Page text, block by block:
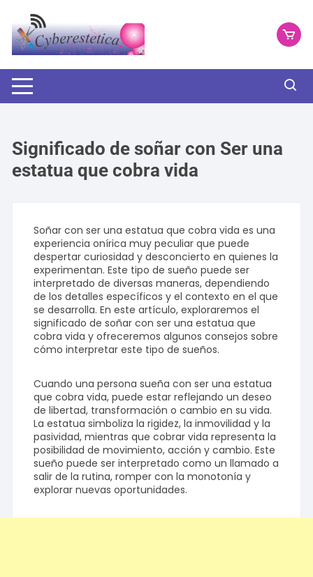
contenido
Significado de soñar con Ser una
estatua que cobra vida
Soñar con ser una estatua que cobra vida es una
experiencia onírica muy peculiar que puede
despertar curiosidad y desconcierto en quienes la
experimentan. Este tipo de sueño puede ser
interpretado de diversas maneras, dependiendo
de los detalles específicos y el contexto en el que
se desarrolla. En este artículo, exploraremos el
significado de soñar con ser una estatua que
cobra vida y ofreceremos algunos consejos sobre
cómo interpretar este tipo de sueños.
Cuando una persona sueña con ser una estatua
que cobra vida, puede estar reflejando un deseo
de libertad, transformación o cambio en su vida.
La estatua simboliza la rigidez, la inmovilidad y la
pasividad, mientras que cobrar vida representa la
posibilidad de movimiento, acción y cambio. Este
sueño puede ser interpretado como un llamado a
salir de la rutina, romper con la monotonía y
explorar nuevas oportunidades.